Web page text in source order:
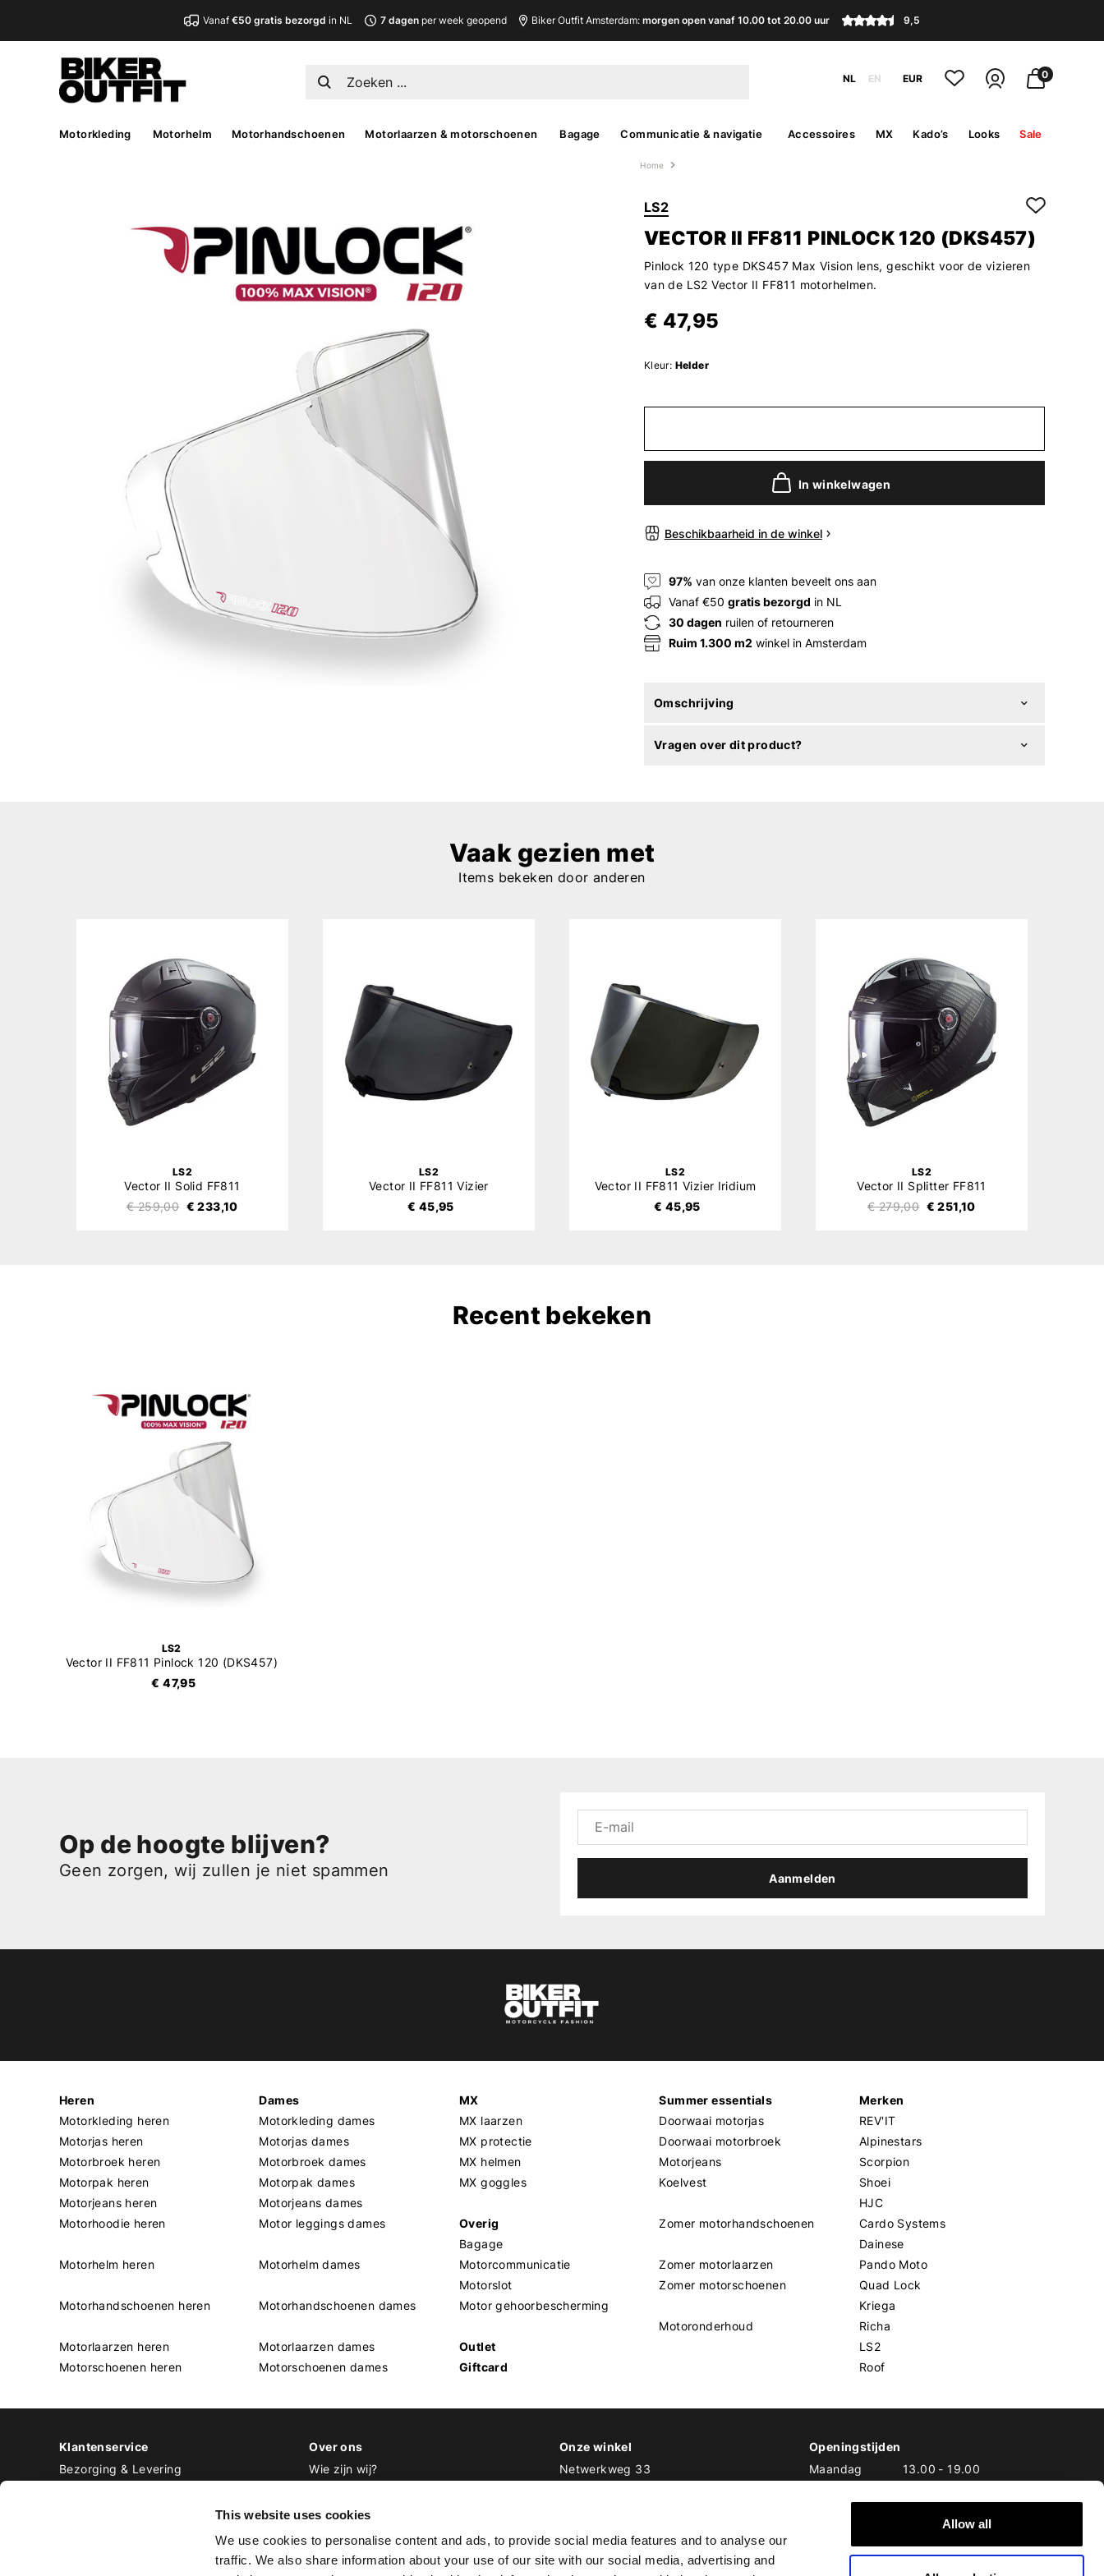
This website uses cookies
We use cookies to personalise content and ads, to provide social media features and to analyse our
traffic. We also share information about your use of our site with our social media, advertising and
Allow all
Vanaf €50 gratis bezorgd in NL 7 dagen per week geopend Biker Outfit Amsterdam:morgen open vanaf 10.00 tot 20.00 uur 9,5
NL EN EUR 0
Motorkleding Motorhelm Motorhandschoenen Motorlaarzen & motorschoenen Bagage Communicatie & navigatie Accessoires MX Kado’s Looks Sale
Home
LS2
VECTOR II FF811 PINLOCK 120 (DKS457)
Pinlock 120 type DKS457 Max Vision lens, geschikt voor de vizieren
van de LS2 Vector II FF811 motorhelmen.
€ 47,95
Kleur: Helder
In winkelwagen
Beschikbaarheid in de winkel
97% van onze klanten beveelt ons aan
Vanaf €50 gratis bezorgd in NL
30 dagen ruilen of retourneren
Ruim 1.300 m2 winkel in Amsterdam
Omschrijving
Vragen over dit product?
Vaak gezien met
Items bekeken door anderen
LS2
Vector II Solid FF811
€ 259,00 € 233,10
LS2
Vector II FF811 Vizier
€ 45,95
LS2
Vector II FF811 Vizier Iridium
€ 45,95
LS2
Vector II Splitter FF811
€ 279,00 € 251,10
Recent bekeken
LS2
Vector II FF811 Pinlock 120 (DKS457)
€ 47,95
Op de hoogte blijven?
Geen zorgen, wij zullen je niet spammen Aanmelden
Heren
Motorkleding heren
Motorjas heren
Motorbroek heren
Motorpak heren
Motorjeans heren
Motorhoodie heren
Motorhelm heren
Motorhandschoenen heren
Motorlaarzen heren
Motorschoenen heren
Dames
Motorkleding dames
Motorjas dames
Motorbroek dames
Motorpak dames
Motorjeans dames
Motor leggings dames
Motorhelm dames
Motorhandschoenen dames
Motorlaarzen dames
Motorschoenen dames
MX
MX laarzen
MX protectie
MX helmen
MX goggles
Overig
Bagage
Motorcommunicatie
Motorslot
Motor gehoorbescherming
Outlet
Giftcard
Summer essentials
Doorwaai motorjas
Doorwaai motorbroek
Motorjeans
Koelvest
Zomer motorhandschoenen
Zomer motorlaarzen
Zomer motorschoenen
Motoronderhoud
Merken
REV'IT
Alpinestars
Scorpion
Shoei
HJC
Cardo Systems
Dainese
Pando Moto
Quad Lock
Kriega
Richa
LS2
Roof
Klantenservice
Bezorging & Levering
Over ons
Wie zijn wij?
Werken bij Biker Outfit
Onze winkel
Netwerkweg 33
T 020 493 03 67
Openingstijden
Maandag
13.00 - 19.00
Woensdag
10.00-19.00
-20.00
Zaterdag
10.00-17.00